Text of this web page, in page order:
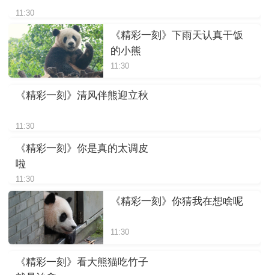
11:30
《精彩一刻》下雨天认真干饭
的小熊
11:30
《精彩一刻》清风伴熊迎立秋
11:30
《精彩一刻》你是真的太调皮
啦
11:30
《精彩一刻》你猜我在想啥呢
11:30
《精彩一刻》看大熊猫吃竹子